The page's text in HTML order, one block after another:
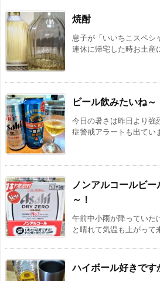
焼酎
息子が「いいちこスペシ
連休に帰宅した時お土産
ビール飲みたいね～
今日の暑さは昨日より
症警戒アラートも出てい
ノンアルコールビ
～！
午前中小雨が降っていた
と晴れて気温も上がって
ハイボール好きです